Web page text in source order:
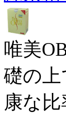
唯美
礎の
康な